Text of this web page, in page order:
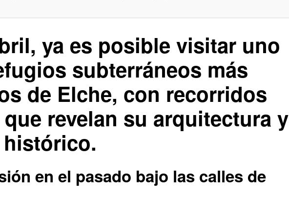
ya es posible visitar uno
subterráneos más
de Elche, con recorridos
revelan su arquitectura y
en el pasado bajo las calles de